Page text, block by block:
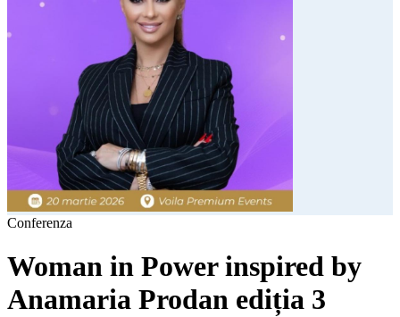
Conferenza
Woman in Power inspired by
Anamaria Prodan ediția 3